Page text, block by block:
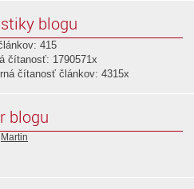
blogu
415
čítanosť: 1790571x
čítanosť článkov: 4315x
blogu
Martin